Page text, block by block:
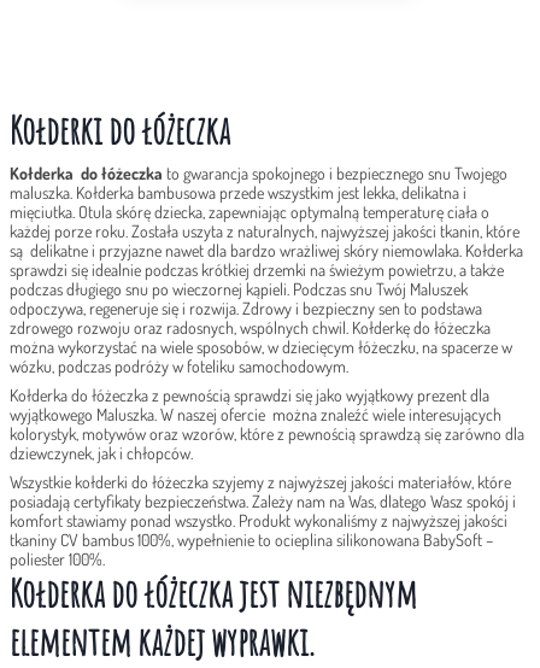
Kołderki do łóżeczka
Kołderka do łóżeczka to gwarancja spokojnego i bezpiecznego snu Twojego
maluszka. Kołderka bambusowa przede wszystkim jest lekka, delikatna i
mięciutka. Otula skórę dziecka, zapewniając optymalną temperaturę ciała o
każdej porze roku. Została uszyta z naturalnych, najwyższej jakości tkanin, które
są delikatne i przyjazne nawet dla bardzo wrażliwej skóry niemowlaka. Kołderka
sprawdzi się idealnie podczas krótkiej drzemki na świeżym powietrzu, a także
podczas długiego snu po wieczornej kąpieli. Podczas snu Twój Maluszek
odpoczywa, regeneruje się i rozwija. Zdrowy i bezpieczny sen to podstawa
zdrowego rozwoju oraz radosnych, wspólnych chwil. Kołderkę do łóżeczka
można wykorzystać na wiele sposobów, w dziecięcym łóżeczku, na spacerze w
wózku, podczas podróży w foteliku samochodowym.
Kołderka do łóżeczka z pewnością sprawdzi się jako wyjątkowy prezent dla
wyjątkowego Maluszka. W naszej ofercie można znaleźć wiele interesujących
kolorystyk, motywów oraz wzorów, które z pewnością sprawdzą się zarówno dla
dziewczynek, jak i chłopców.
Wszystkie kołderki do łóżeczka szyjemy z najwyższej jakości materiałów, które
posiadają certyfikaty bezpieczeństwa. Zależy nam na Was, dlatego Wasz spokój i
komfort stawiamy ponad wszystko. Produkt wykonaliśmy z najwyższej jakości
tkaniny CV bambus 100%, wypełnienie to ocieplina silikonowana BabySoft –
poliester 100%.
Kołderka do łóżeczka jest niezbędnym
elementem każdej wyprawki.